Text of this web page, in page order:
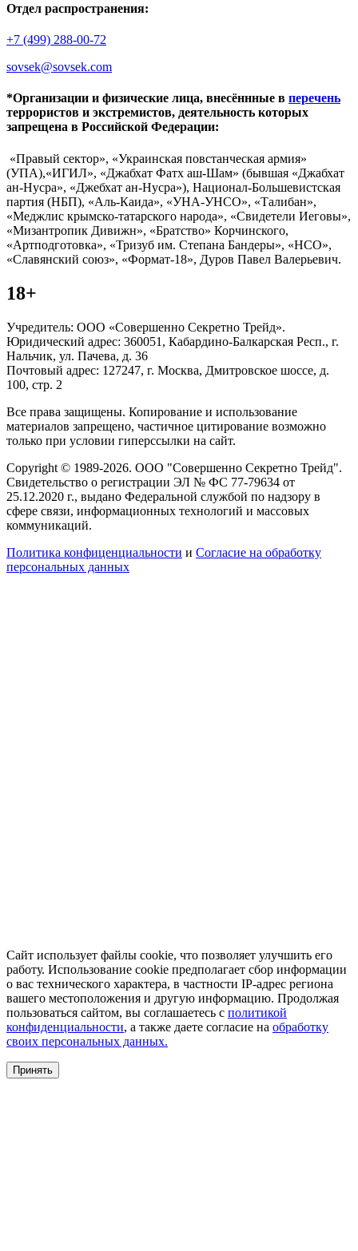
Отдел распространения:
+7 (499) 288-00-72
sovsek@sovsek.com
*Организации и физические лица, внесённные в перечень
террористов и экстремистов, деятельность которых
запрещена в Российской Федерации:
«Правый сектор», «Украинская повстанческая армия»
(УПА),«ИГИЛ», «Джабхат Фатх аш-Шам» (бывшая «Джабхат
ан-Нусра», «Джебхат ан-Нусра»), Национал-Большевистская
партия (НБП), «Аль-Каида», «УНА-УНСО», «Талибан»,
«Меджлис крымско-татарского народа», «Свидетели Иеговы»,
«Мизантропик Дивижн», «Братство» Корчинского,
«Артподготовка», «Тризуб им. Степана Бандеры», «НСО»,
«Славянский союз», «Формат-18», Дуров Павел Валерьевич.
18+
Учредитель: ООО «Совершенно Секретно Трейд».
Юридический адрес: 360051, Кабардино-Балкарская Респ., г.
Нальчик, ул. Пачева, д. 36
Почтовый адрес: 127247, г. Москва, Дмитровское шоссе, д.
100, стр. 2
Все права защищены. Копирование и использование
материалов запрещено, частичное цитирование возможно
только при условии гиперссылки на сайт.
Copyright © 1989-2026. ООО "Совершенно Секретно Трейд".
Свидетельство о регистрации ЭЛ № ФС 77-79634 от
25.12.2020 г., выдано Федеральной службой по надзору в
сфере связи, информационных технологий и массовых
коммуникаций.
Политика конфиценциальности и Согласие на обработку
персональных данных
Сайт использует файлы cookie, что позволяет улучшить его
работу. Использование cookie предполагает сбор информации
о вас технического характера, в частности IP-адрес региона
вашего местоположения и другую информацию. Продолжая
пользоваться сайтом, вы соглашаетесь с политикой
конфиденциальности, а также даете согласие на обработку
своих персональных данных.
Принять